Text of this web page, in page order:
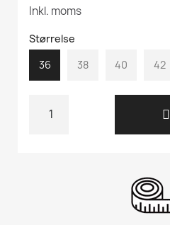
Inkl. moms
Størrelse
36
38 40 42